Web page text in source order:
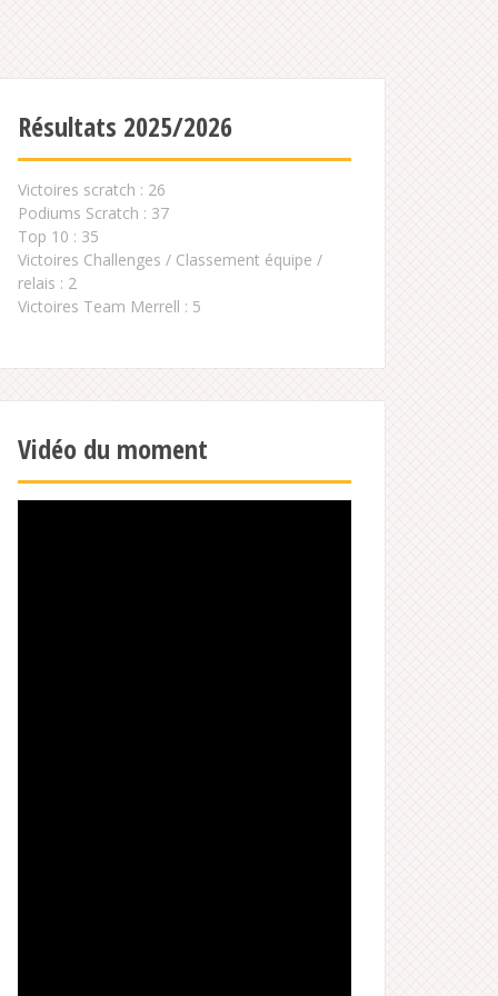
Résultats 2025/2026
Victoires scratch : 26
Podiums Scratch : 37
Top 10 : 35
Victoires Challenges / Classement équipe /
relais : 2
Victoires Team Merrell : 5
Vidéo du moment